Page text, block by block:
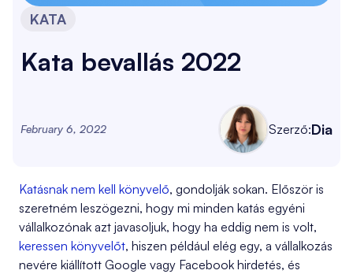
KATA
Kata bevallás 2022
February 6, 2022 Szerző:Dia
Katásnak nem kell könyvelő, gondolják sokan. Először is
szeretném leszögezni, hogy mi minden katás egyéni
vállalkozónak azt javasoljuk, hogy ha eddig nem is volt,
keressen könyvelőt, hiszen például elég egy, a vállalkozás
nevére kiállított Google vagy Facebook hirdetés, és